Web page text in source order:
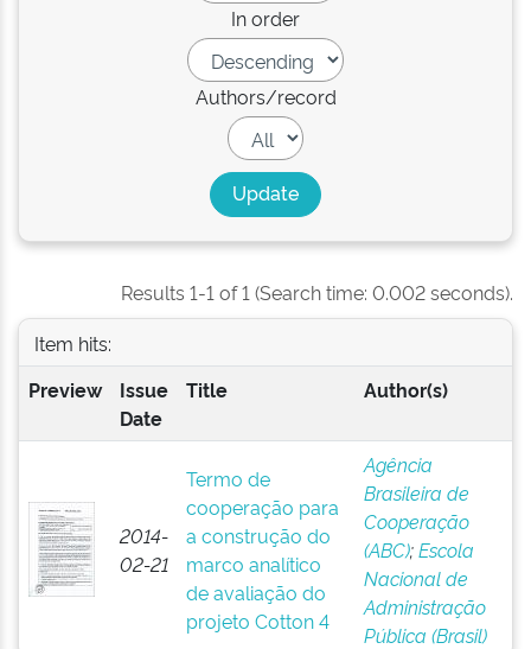
In order
Authors/record
Results 1-1 of 1 (Search time: 0.002 seconds).
Item hits:
Preview
Issue
Date
Title Author(s)
2014-
02-21
Termo de
cooperação para
a construção do
marco analítico
de avaliação do
projeto Cotton 4
Agência
Brasileira de
Cooperação
(ABC);Escola
Nacional de
Administração
Pública (Brasil)